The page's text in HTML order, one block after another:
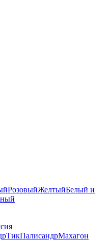
РозовыйЖелтыйБелый и
ТикПалисандрМахагон